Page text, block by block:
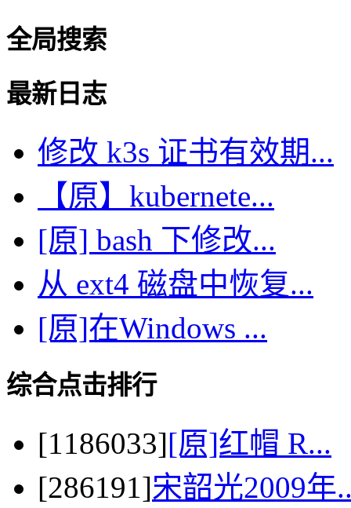
全局搜索
最新日志
修改 k3s 证书有效期...
【原】kubernete...
[原] bash 下修改...
从 ext4 磁盘中恢复...
[原]在Windows ...
综合点击排行
[1186033][原]红帽 R...
[286191]宋韶光2009年